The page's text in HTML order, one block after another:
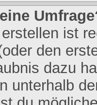
ist
den
dazu
unterhalb